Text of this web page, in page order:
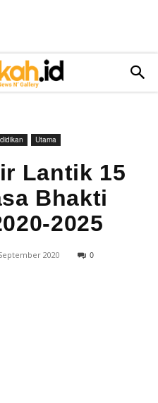
Utama
Lantik 15
Bhakti
2025
2020 0